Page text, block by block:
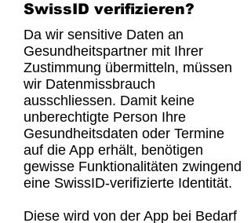
SwissID verifizieren?
Da wir sensitive Daten an
Gesundheitspartner mit Ihrer
Zustimmung übermitteln, müssen
wir Datenmissbrauch
ausschliessen. Damit keine
unberechtigte Person Ihre
Gesundheitsdaten oder Termine
auf die App erhält, benötigen
gewisse Funktionalitäten zwingend
eine SwissID-verifizierte Identität.
Diese wird von der App bei Bedarf